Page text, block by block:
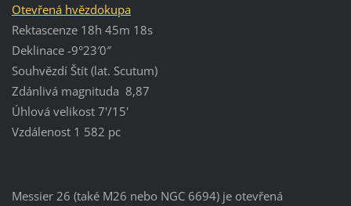
Otevřená hvězdokupa
Rektascenze 18h 45m 18s
Deklinace -9°23′0″
Souhvězdí Štít (lat. Scutum)
Zdánlivá magnituda 8,87
Úhlová velikost 7'/15'
Vzdálenost 1 582 pc
Messier 26 (také M26 nebo NGC 6694) je otevřená